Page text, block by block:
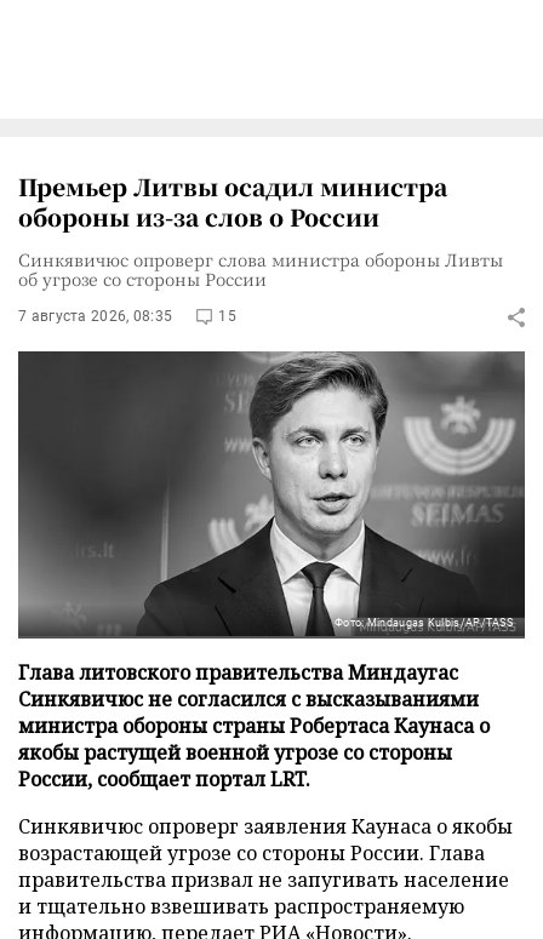
Премьер Литвы осадил министра
обороны из-за слов о России
Синкявичюс опроверг слова министра обороны Ливты
об угрозе со стороны России
7 августа 2026, 08:35 15
Фото: Mindaugas Kulbis/AP/TASS
Глава литовского правительства Миндаугас
Синкявичюс не согласился с высказываниями
министра обороны страны Робертаса Каунаса о
якобы растущей военной угрозе со стороны
России, сообщает портал LRT.
Синкявичюс опроверг заявления Каунаса о якобы
возрастающей угрозе со стороны России. Глава
правительства призвал не запугивать население
и тщательно взвешивать распространяемую
информацию, передаетРИА «Новости».